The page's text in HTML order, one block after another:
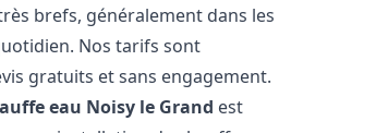
brefs, généralement dans les
Nos tarifs sont
gratuits et sans engagement.
eau Noisy le Grand est